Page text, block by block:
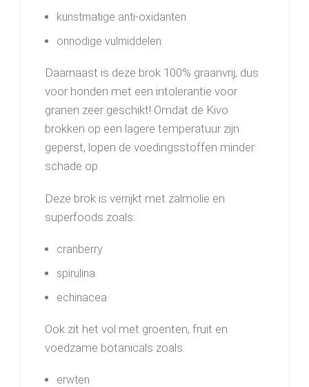
kunstmatige anti-oxidanten
onnodige vulmiddelen
Daarnaast is deze brok 100% graanvrij, dus
voor honden met een intolerantie voor
granen zeer geschikt! Omdat de Kivo
brokken op een lagere temperatuur zijn
geperst, lopen de voedingsstoffen minder
schade op.
Deze brok is verrijkt met zalmolie en
superfoods zoals:
cranberry
spirulina
echinacea
Ook zit het vol met groenten, fruit en
voedzame botanicals zoals:
erwten